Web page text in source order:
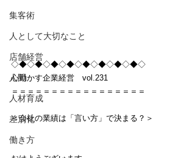
集客術
人として大切なこと
店舗経営
人間
人材育成
差別化
働き方
◇◆◇◆◇◆◇◆◇◆◇◆◇◆◇◆◇
心動かす企業経営　vol.231
＝＝＝＝＝＝＝＝＝＝＝＝＝＝＝＝＝
＜会社の業績は「言い方」で決まる？＞